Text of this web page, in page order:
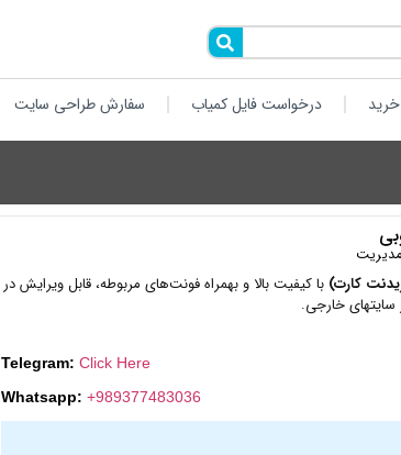
درخواست فایل کمیاب سفارش طراحی سایت
کارت) با کیفیت بالا و بهمراه فونت‌های مربوطه، قابل ویرایش در
خارجی.
Telegram: Click Here
Whatsapp: +989377483036